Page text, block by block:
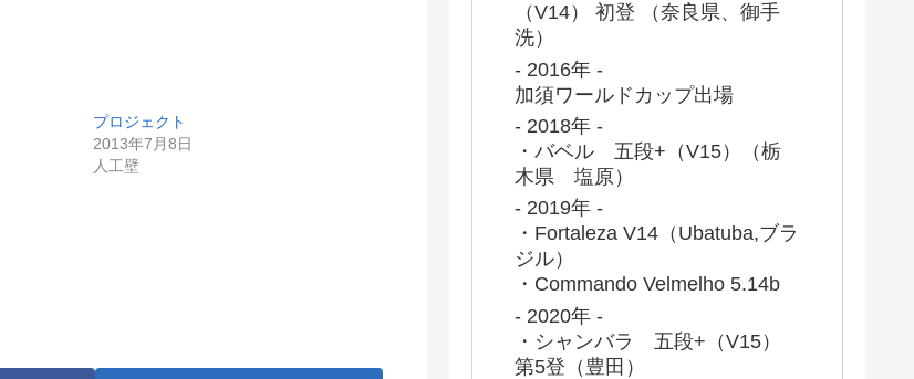
プロジェクト
2013年7月8日
人工壁
（V14） 初登 （奈良県、御手
洗）
- 2016年 -
加須ワールドカップ出場
- 2018年 -
・バベル 五段+（V15）（栃
木県 塩原）
- 2019年 -
・Fortaleza V14（Ubatuba,ブラ
ジル）
・Commando Velmelho 5.14b
- 2020年 -
・シャンバラ 五段+（V15）
第5登（豊田）